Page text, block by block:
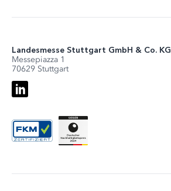
Landesmesse Stuttgart GmbH & Co. KG
Messepiazza 1
70629 Stuttgart